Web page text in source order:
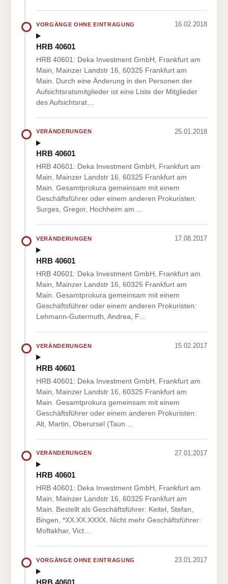
VORGÄNGE OHNE EINTRAGUNG 16.02.2018
HRB 40601
HRB 40601: Deka Investment GmbH, Frankfurt am
Main, Mainzer Landstr 16, 60325 Frankfurt am
Main. Durch eine Änderung in den Personen der
Aufsichtsratsmitglieder ist eine Liste der Mitglieder
des Aufsichtsrat…
VERÄNDERUNGEN 25.01.2018
HRB 40601
HRB 40601: Deka Investment GmbH, Frankfurt am
Main, Mainzer Landstr 16, 60325 Frankfurt am
Main. Gesamtprokura gemeinsam mit einem
Geschäftsführer oder einem anderen Prokuristen:
Surges, Gregor, Hochheim am …
VERÄNDERUNGEN 17.08.2017
HRB 40601
HRB 40601: Deka Investment GmbH, Frankfurt am
Main, Mainzer Landstr 16, 60325 Frankfurt am
Main. Gesamtprokura gemeinsam mit einem
Geschäftsführer oder einem anderen Prokuristen:
Lehmann-Gutermuth, Andrea, F…
VERÄNDERUNGEN 15.02.2017
HRB 40601
HRB 40601: Deka Investment GmbH, Frankfurt am
Main, Mainzer Landstr 16, 60325 Frankfurt am
Main. Gesamtprokura gemeinsam mit einem
Geschäftsführer oder einem anderen Prokuristen:
Alt, Martin, Oberursel (Taun…
VERÄNDERUNGEN 27.01.2017
HRB 40601
HRB 40601: Deka Investment GmbH, Frankfurt am
Main, Mainzer Landstr 16, 60325 Frankfurt am
Main. Bestellt als Geschäftsführer: Keitel, Stefan,
Bingen, *XX.XX.XXXX. Nicht mehr Geschäftsführer:
Moftakhar, Vict…
VORGÄNGE OHNE EINTRAGUNG 23.01.2017
HRB 40601